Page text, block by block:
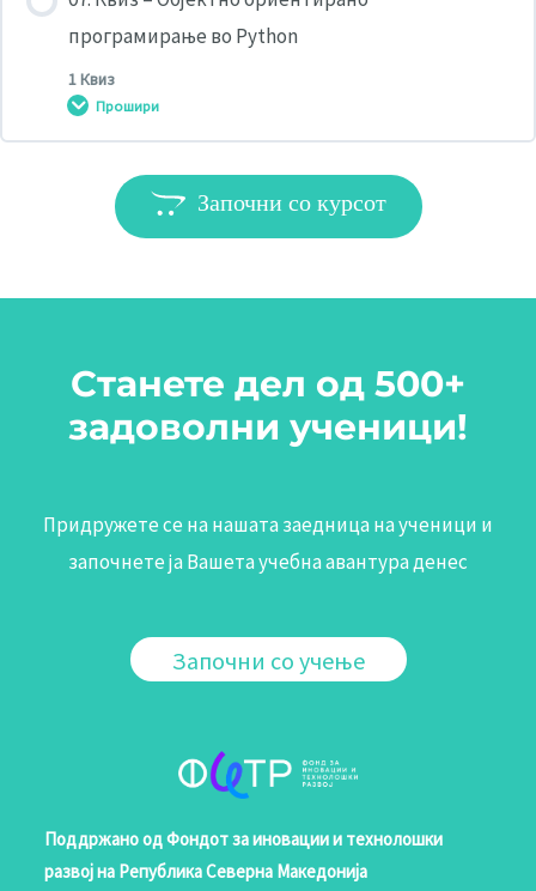
програмирање во Python
1 Квиз
Прошири
Содржина Започни со курсот
Станете дел од 500+
задоволни ученици!
Придружете се на нашата заедница на ученици и
започнете ја Вашета учебна авантура денес
Започни со учење
Поддржано од Фондот за иновации и технолошки
развој на Република Северна Македонија